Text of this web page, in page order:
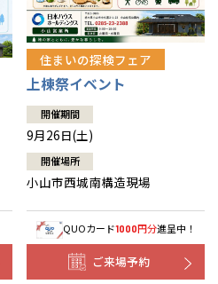
住まいの探検フェア
上棟祭イベント
開催期間
9月26日(土)
開催場所
小山市西城南構造現場
QUOカード1000円分進呈中！
ご来場予約